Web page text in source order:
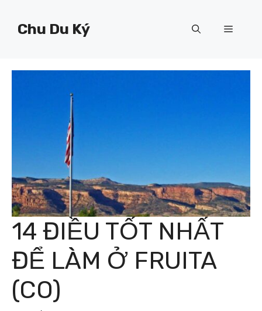
Chu Du Ký Menu
14 ĐIỀU TỐT NHẤT
ĐỂ LÀM Ở FRUITA
(CO)